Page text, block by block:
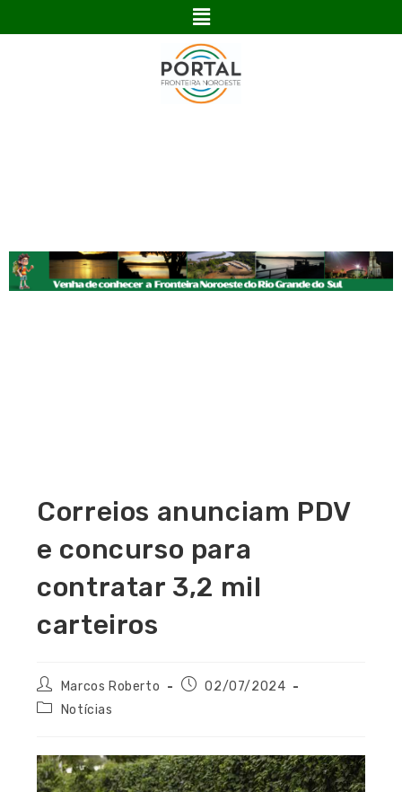
Correios anunciam PDV
e concurso para
contratar 3,2 mil
carteiros
Marcos Roberto
02/07/2024
Notícias